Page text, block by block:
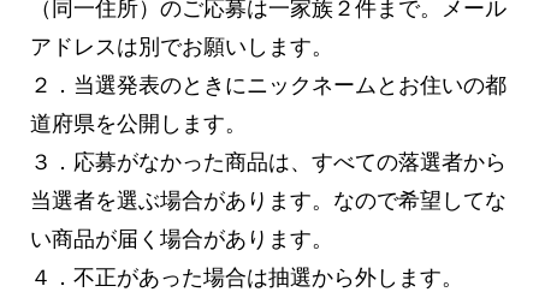
（同一住所）のご応募は一家族２件まで。メール
アドレスは別でお願いします。
２．当選発表のときにニックネームとお住いの都
道府県を公開します。
３．応募がなかった商品は、すべての落選者から
当選者を選ぶ場合があります。なので希望してな
い商品が届く場合があります。
４．不正があった場合は抽選から外します。